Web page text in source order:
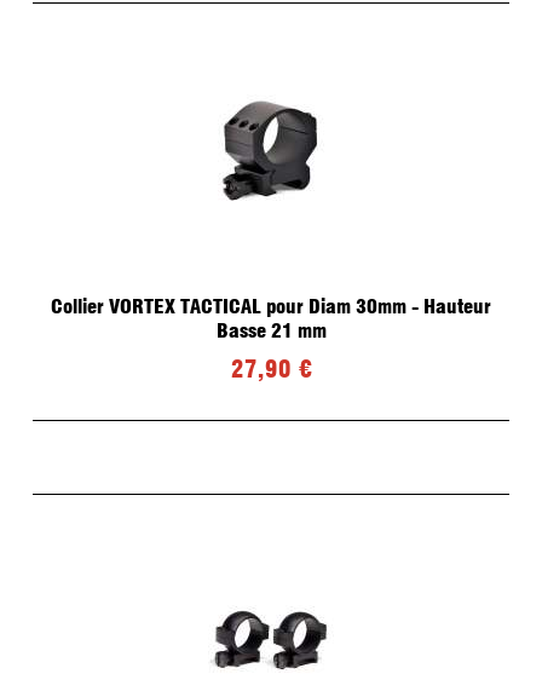
Collier VORTEX TACTICAL pour Diam 30mm - Hauteur
Basse 21 mm
27,90 €